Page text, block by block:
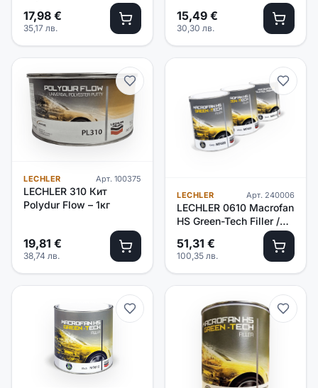
17,98 €
35,17 лв.
15,49 €
30,30 лв.
LECHLER Арт. 100375
LECHLER 310 Кит
Polydur Flow – 1кг
19,81 €
38,74 лв.
LECHLER Арт. 240006
LECHLER 0610 Macrofan
HS Green-Tech Filler /
51,31 €
100,35 лв.